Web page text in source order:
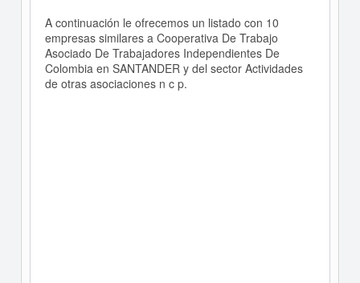
A continuación le ofrecemos un listado con 10
empresas similares a Cooperativa De Trabajo
Asociado De Trabajadores Independientes De
Colombia en SANTANDER y del sector Actividades
de otras asociaciones n c p.